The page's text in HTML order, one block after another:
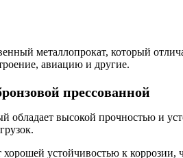
металлопрокат, который
авиацию и другие.
прессованной
обладает высокой прочностью и
хорошей устойчивостью к